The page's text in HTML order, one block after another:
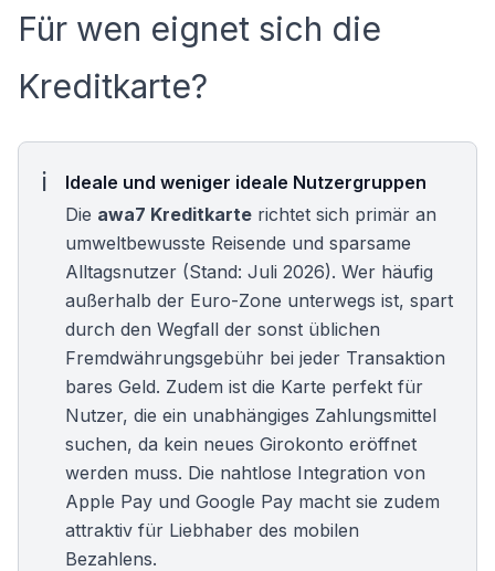
Für wen eignet sich die
Kreditkarte?
Ideale und weniger ideale Nutzergruppen
Die awa7 Kreditkarte richtet sich primär an
umweltbewusste Reisende und sparsame
Alltagsnutzer (Stand: Juli 2026). Wer häufig
außerhalb der Euro-Zone unterwegs ist, spart
durch den Wegfall der sonst üblichen
Fremdwährungsgebühr bei jeder Transaktion
bares Geld. Zudem ist die Karte perfekt für
Nutzer, die ein unabhängiges Zahlungsmittel
suchen, da kein neues Girokonto eröffnet
werden muss. Die nahtlose Integration von
Apple Pay und Google Pay macht sie zudem
attraktiv für Liebhaber des mobilen
Bezahlens.